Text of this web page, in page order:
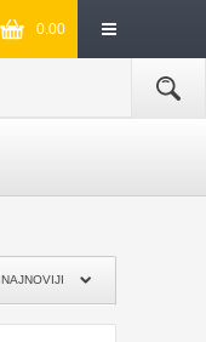
0.00
NAJNOVIJI